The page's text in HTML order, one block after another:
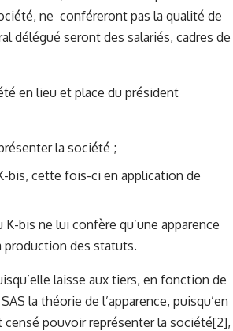
ne conféreront pas la qualité de
délégué seront des salariés, cadres de
en lieu et place du président
la société ;
bis, cette fois-ci en application de
bis ne lui confère qu’une apparence
production des statuts.
laisse aux tiers, en fonction de
la théorie de l’apparence, puisqu’en
censé pouvoir représenter la société[2],